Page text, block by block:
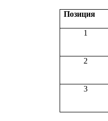
Позиция
1
2
3